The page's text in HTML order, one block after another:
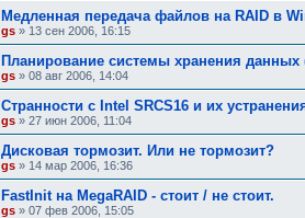
Медленная передача файлов на RAID в
gs » 13 сен 2006, 16:15
Планирование системы хранения данных
gs » 08 авг 2006, 14:04
Странности с Intel SRCS16 и их
gs » 27 июн 2006, 11:04
Дисковая тормозит. Или не тормозит?
gs » 14 мар 2006, 16:36
FastInit на MegaRAID - стоит / не стоит.
gs » 07 фев 2006, 15:05